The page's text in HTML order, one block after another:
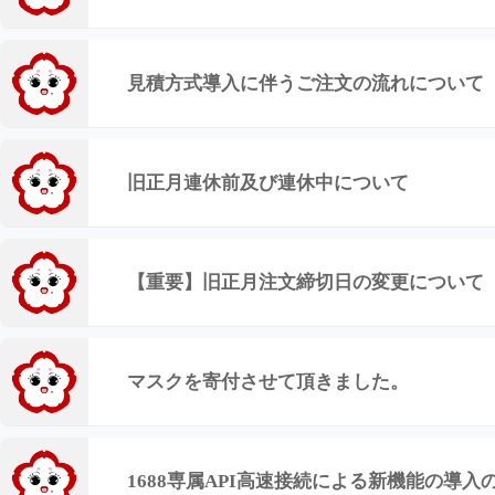
見積方式導入に伴うご注文の流れについて
旧正月連休前及び連休中について
【重要】旧正月注文締切日の変更について
マスクを寄付させて頂きました。
1688専属API高速接続による新機能の導入